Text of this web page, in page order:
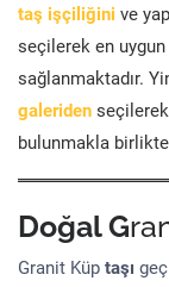
taş işçiliğini ve
seçilerek en uygun
sağlanmaktadır.
galeriden
bulunmakla birlikte
Doğal G
Granit Küp taşı